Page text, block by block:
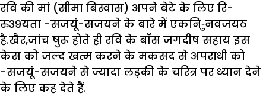
रवि की मां (सीमा बिस्वास) अपने बेटे के लिए रि-
रु39यता -सजयूं-सजयने के बारे में एकनि-ुनवजयठ
है.खैर,जांच षुरू होते ही रवि के बॉस जगदीष सहाय इस
केस को जल्द खत्म करने के मकसद से अपराधी को
-सजयूं-सजयने से ज्यादा लड़की के चरित्र पर ध्यान देने
के लिए कह देते हैं.